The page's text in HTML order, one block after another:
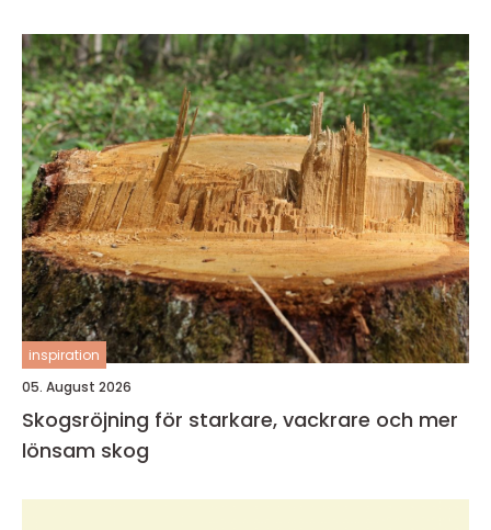
inspiration
05. August 2026
Skogsröjning för starkare, vackrare och mer
lönsam skog